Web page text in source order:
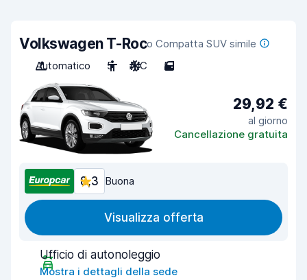
Volkswagen T-Roco Compatta SUV simile
Automatico
5 A/C 5
29,92 €
al giorno
Cancellazione gratuita
8,3 Buona
Visualizza offerta
Ufficio di autonoleggio
Mostra i dettagli della sede